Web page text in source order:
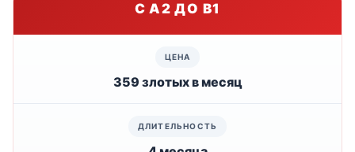
С A2 ДО B1
359 злотых в месяц